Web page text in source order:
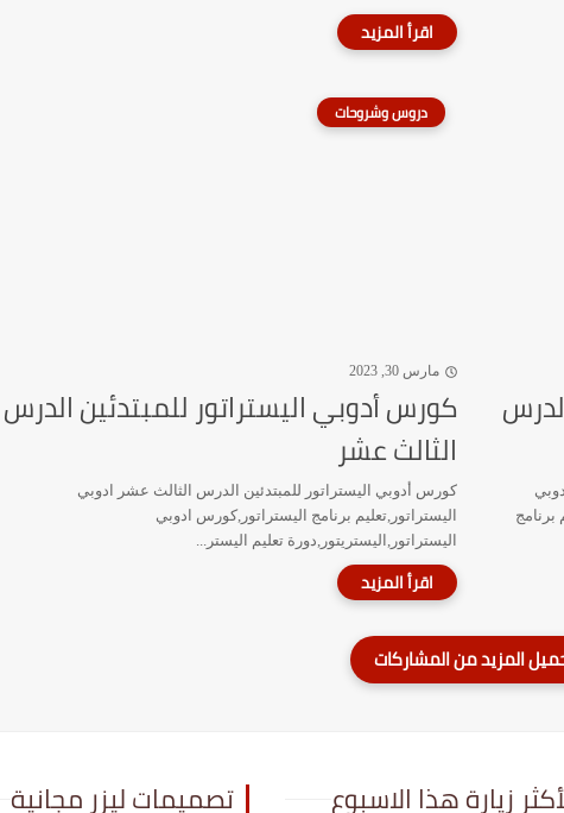
برنامج
دروس وشروحات
مارس 30, 2023
كورس أدوبي اليستراتور للمبتدئين الدرس
الثالث عشر
كورس أدوبي اليستراتور للمبتدئين الدرس الثالث عشر ادوبي
اليستراتور,تعليم برنامج اليستراتور,كورس ادوبي
اليستراتور,اليستريتور,دورة تعليم اليستر...
زيارة هذا الاسبوع تصميمات ليزر مجانية